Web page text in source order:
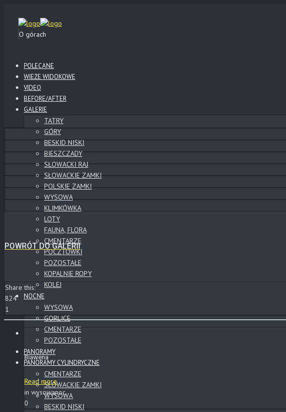
O górach
POLECANE
WIEŻE WIDOKOWE
VIDEO
BEFORE/AFTER
GALERIE
TATRY
GÓRY
BESKID NISKI
BIESZCZADY
SŁOWACKI RAJ
SŁOWACKIE ZAMKI
POLSKIE ZAMKI
WYSOWA
KLIMKÓWKA
LOTY
FAUNA, FLORA
CMENTARZE
POCZTÓWKI
POZOSTAŁE
KOPALNIE ROPY
KOLEJ
NOCNE
WYSOWA
GORLICE
CMENTARZE
POZOSTAŁE
PANORAMY
PANORAMY CYLINDRYCZNE
CMENTARZE
SŁOWACKIE ZAMKI
WYSOWA
BESKID NISKI
POWRÓT DO GALERII
Share this:
824
1
Biawena
Read more
in wysowanoc
0